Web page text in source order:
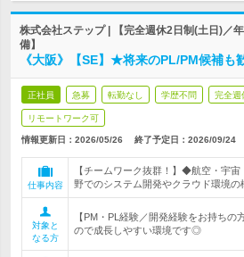
株式会社ステップ | 【完全週休2日制(土日)／
備】
《大阪》【SE】★将来のPL/PM候補も
正社員 急募 転勤なし 学歴不問 完全週
リモートワーク可
情報更新日：2026/05/26 終了予定日： 2026/09/24
仕事内容
【チームワーク抜群！】◆航空・宇
野でのシステム開発やクラウド環境の
対象と
なる方
【PM・PL経験／開発経験をお持ちの
ので成長しやすい環境です◎